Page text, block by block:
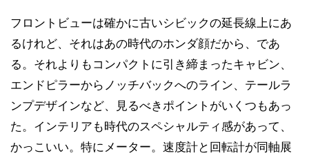
フロントビューは確かに古いシビックの延長線上にあ
るけれど、それはあの時代のホンダ顔だから、であ
る。それよりもコンパクトに引き締まったキャビン、
エンドピラーからノッチバックへのライン、テールラ
ンプデザインなど、見るべきポイントがいくつもあっ
た。インテリアも時代のスペシャルティ感があって、
かっこいい。特にメーター。速度計と回転計が同軸展